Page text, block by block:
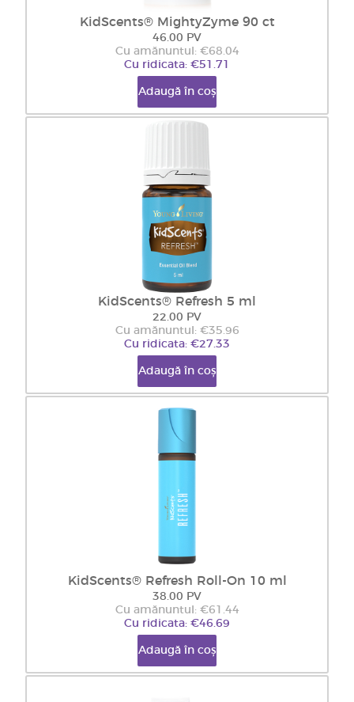
KidScents® MightyZyme 90 ct
46.00 PV
Cu amănuntul: €68.04
Cu ridicata: €51.71
Adaugă în coș
KidScents® Refresh 5 ml
22.00 PV
Cu amănuntul: €35.96
Cu ridicata: €27.33
Adaugă în coș
KidScents® Refresh Roll-On 10 ml
38.00 PV
Cu amănuntul: €61.44
Cu ridicata: €46.69
Adaugă în coș